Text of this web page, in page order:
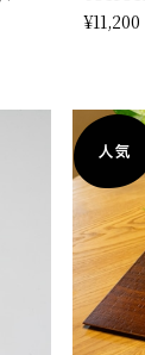
¥11,200